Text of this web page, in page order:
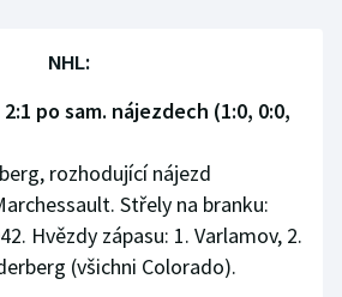
NHL:
po sam. nájezdech (1:0, 0:0,
rozhodující nájezd
Střely na branku:
Hvězdy zápasu: 1. Varlamov, 2.
(všichni Colorado).